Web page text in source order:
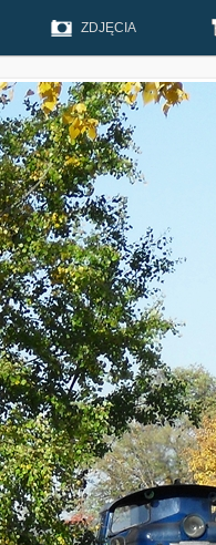
ZDJĘCIA